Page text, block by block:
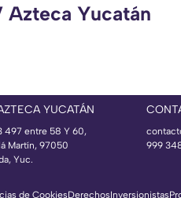
Azteca Yucatán
YUCATÁN
497 entre 58 Y 60,
Martín, 97050
Yuc.
999
de CookiesDerechosInversionistas